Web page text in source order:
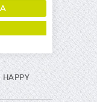
HAPPY